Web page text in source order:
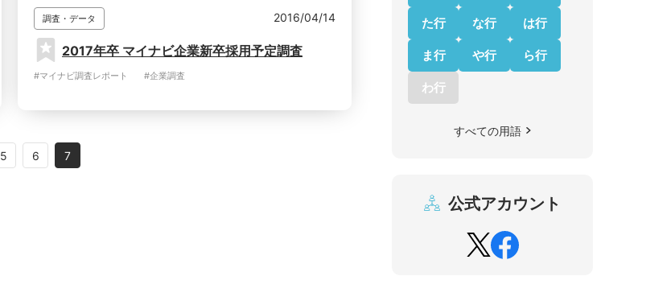
調査・データ 2016/04/14
2017年卒 マイナビ企業新卒採用予定調査
#マイナビ調査レポート #企業調査
5 6 7
た行 な行 は行
ま行 や行 ら行
わ行
すべての用語
公式アカウント